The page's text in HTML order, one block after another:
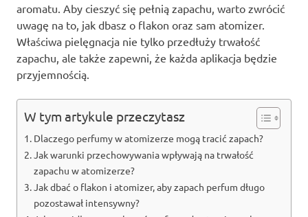
aromatu. Aby cieszyć się pełnią zapachu, warto zwrócić
uwagę na to, jak dbasz o flakon oraz sam atomizer.
Właściwa pielęgnacja nie tylko przedłuży trwałość
zapachu, ale także zapewni, że każda aplikacja będzie
przyjemnością.
W tym artykule przeczytasz
Dlaczego perfumy w atomizerze mogą tracić zapach?
Jak warunki przechowywania wpływają na trwałość
zapachu w atomizerze?
Jak dbać o flakon i atomizer, aby zapach perfum długo
pozostawał intensywny?